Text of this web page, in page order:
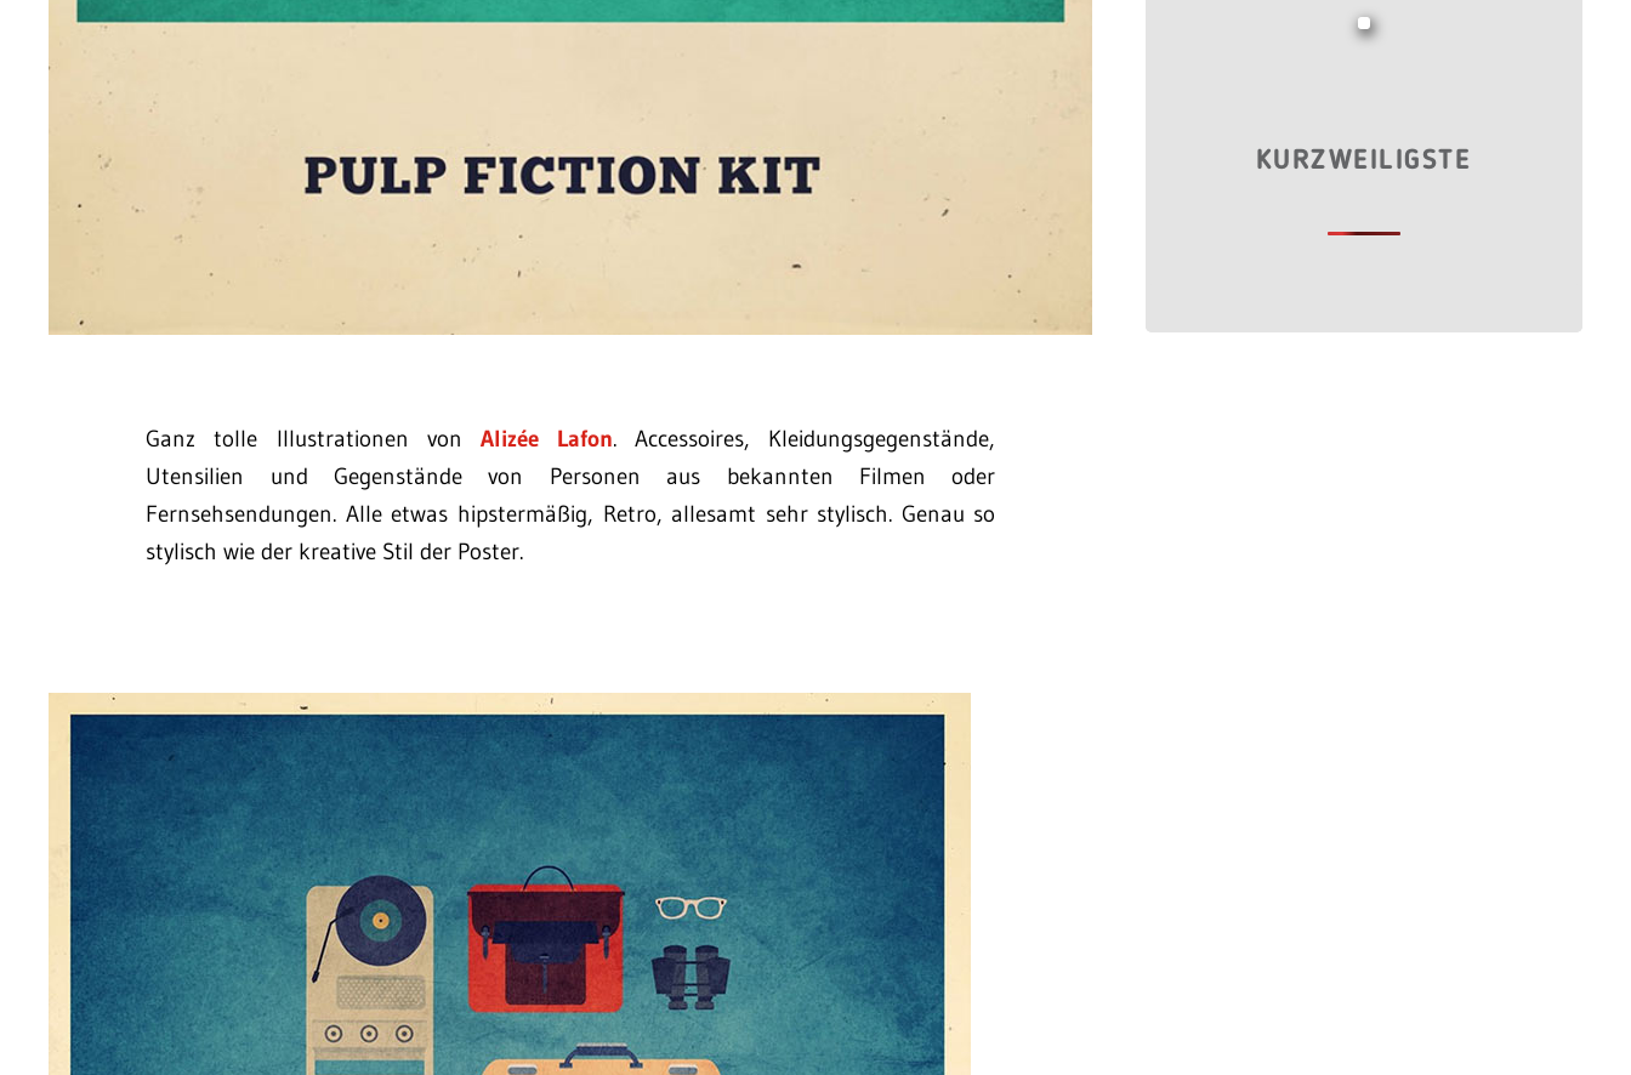
Ganz tolle Illustrationen von Alizée Lafon. Accessoires, Kleidungsgegenstände,
Utensilien und Gegenstände von Personen aus bekannten Filmen oder
Fernsehsendungen. Alle etwas hipstermäßig, Retro, allesamt sehr stylisch. Genau so
stylisch wie der kreative Stil der Poster.
KURZWEILIGSTE